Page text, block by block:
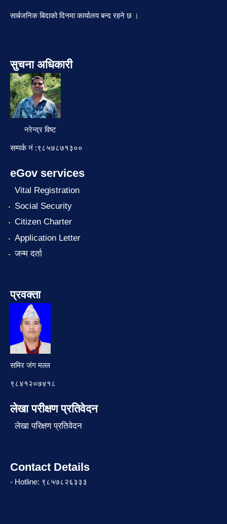
सार्बजनिक बिदाको दिनमा कार्यालय बन्द रहने छ ।
सुचना अधिकारी
नरेन्द्र विष्ट
सम्पर्क नं :९८५७८७१३००
eGov services
Vital Registration
Social Security
Citizen Charter
Application Letter
जन्म दर्ता
प्रवक्ता
समिर जंग मल्ल
९८४१२०७४१८
लेखा परीक्षण प्रतिवेदन
लेखा परिक्षण प्रतिवेदन
Contact Details
- Hotline: ९८५७८२६३३३